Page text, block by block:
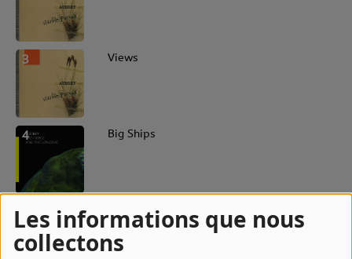
Les informations que nous
collectons
3 Views
4 Big Ships
Six Yields